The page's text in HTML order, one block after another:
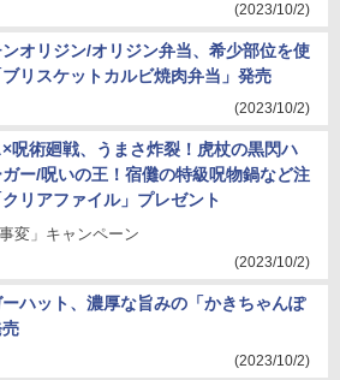
(2023/10/2)
オリジン/オリジン弁当、希少部位を使
ブリスケットカルビ焼肉弁当」発売
(2023/10/2)
×呪術廻戦、うまさ炸裂！虎杖の黒閃ハ
ガー/呪いの王！宿儺の特級呪物鍋など注
リアファイル」プレゼント
事変」キャンペーン
(2023/10/2)
ーハット、濃厚な旨みの「かきちゃんぽ
(2023/10/2)